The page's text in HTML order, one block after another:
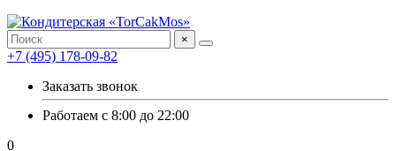
×
+7 (495) 178-09-82
Заказать звонок
Работаем с 8:00 до 22:00
0